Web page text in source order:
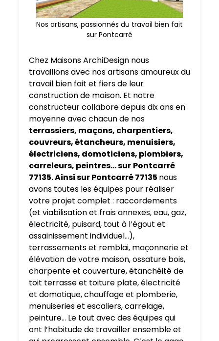
Nos artisans, passionnés du travail bien fait
sur Pontcarré
Chez Maisons ArchiDesign nous
travaillons avec nos artisans amoureux du
travail bien fait et fiers de leur
construction de maison. Et notre
constructeur collabore depuis dix ans en
moyenne avec chacun de nos
terrassiers, maçons, charpentiers,
couvreurs, étancheurs, menuisiers,
électriciens, domoticiens, plombiers,
carreleurs, peintres… sur Pontcarré
77135. Ainsi sur Pontcarré 77135 nous
avons toutes les équipes pour réaliser
votre projet complet : raccordements
(et viabilisation et frais annexes, eau, gaz,
électricité, puisard, tout à l’égout et
assainissement individuel…),
terrassements et remblai, maçonnerie et
élévation de votre maison, ossature bois,
charpente et couverture, étanchéité de
toit terrasse et toiture plate, électricité
et domotique, chauffage et plomberie,
menuiseries et escaliers, carrelage,
peinture… Le tout avec des équipes qui
ont l’habitude de travailler ensemble et